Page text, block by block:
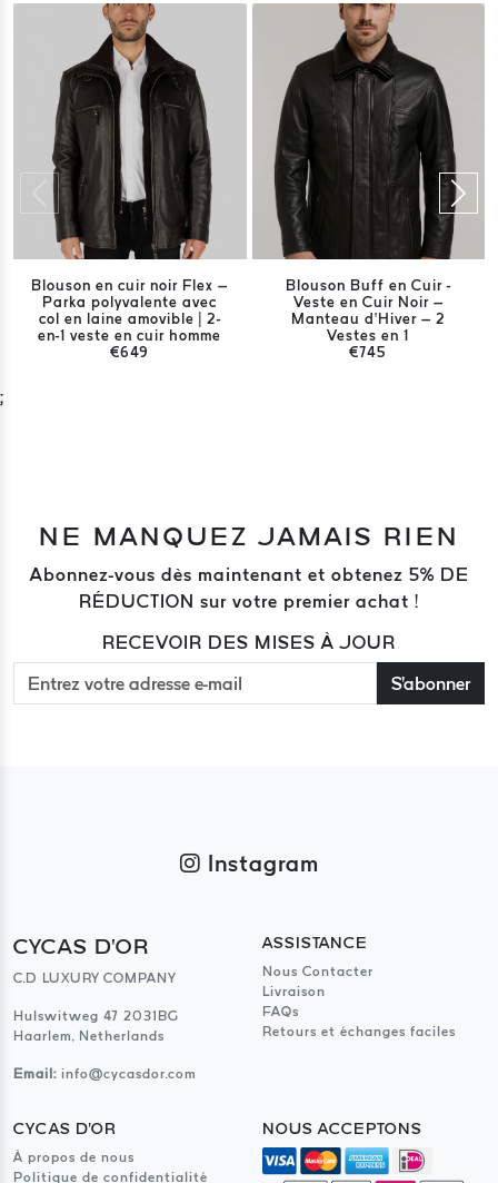
Blouson en cuir noir Flex –
Parka polyvalente avec
col en laine amovible | 2-
en-1 veste en cuir homme
€649
Blouson Buff en Cuir -
Veste en Cuir Noir –
Manteau d’Hiver – 2
Vestes en 1
€745
;
NE MANQUEZ JAMAIS RIEN
Abonnez-vous dès maintenant et obtenez 5% DE
RÉDUCTION sur votre premier achat !
RECEVOIR DES MISES À JOUR
S'abonner
Instagram
CYCAS D'OR
C.D LUXURY COMPANY
Hulswitweg 47 2031BG
Haarlem, Netherlands
Email: info@cycasdor.com
ASSISTANCE
Nous Contacter
Livraison
FAQs
Retours et échanges faciles
CYCAS D'OR
À propos de nous
Politique de confidentialité
NOUS ACCEPTONS